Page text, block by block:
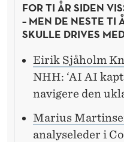
FOR TI ÅR SIDEN
– MEN DE NESTE TI
SKULLE DRIVES
Eirik Sjåholm
NHH: ‘AI AI
navigere den
Marius
analyseleder i